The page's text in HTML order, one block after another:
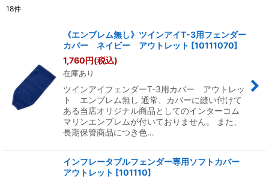
絞り込む
18件
《エンブレム無し》ツインアイT-3用フェンダー
カバー ネイビー アウトレット [10111070]
1,760円(税込)
在庫あり
ツインアイフェンダーT-3用カバー アウトレッ
ト エンブレム無し 通常、カバーに縫い付けて
ある当店オリジナル商品としてのインターコム
マリンエンブレムが付いておりません。 また、
長期保管商品につき色…
インフレータブルフェンダー専用ソフトカバー
アウトレット [101110]